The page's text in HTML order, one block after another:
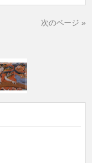
次のページ »